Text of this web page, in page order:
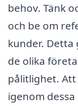
behov. Tänk
och be om
kunder. Detta
de olika
pålitlighet.
igenom